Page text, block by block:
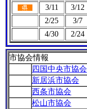
3/11
3/12
2/25
3/7
4/30
2/24
市協会情報
四国中央市協会
新居浜市協会
西条市協会
松山市協会